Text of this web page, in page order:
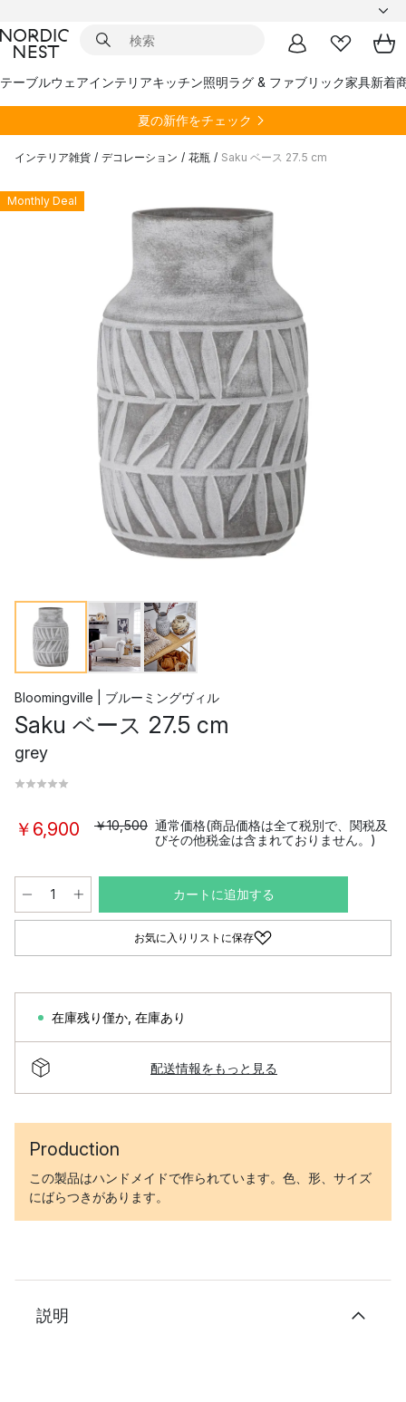
テーブルウェアインテリアキッチン照明ラグ & ファブリック家具新着
夏の新作をチェック
インテリア雑貨 / デコレーション / 花瓶 / Saku ベース 27.5 cm
Monthly Deal
Bloomingville | ブルーミングヴィル
Saku ベース 27.5 cm
grey
￥6,900 ￥10,500 通常価格(商品価格は全て税別で、関税及
びその他税金は含まれておりません。)
カートに追加する
お気に入りリストに保存
在庫残り僅か 在庫あり
配送情報をもっと見る
Production
この製品はハンドメイドで作られています。色、形、サイズ
にばらつきがあります。
説明